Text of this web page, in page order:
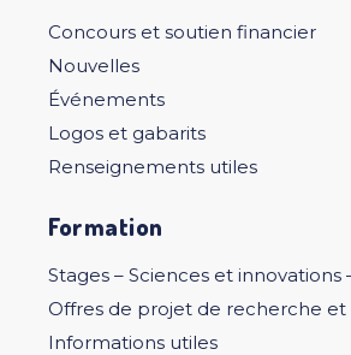
Concours et soutien financier
Nouvelles
Événements
Logos et gabarits
Renseignements utiles
Formation
Stages – Sciences et innovations
Offres de projet de recherche et
Informations utiles